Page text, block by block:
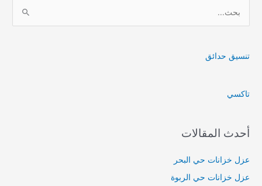
ن
تنسيق حدائق
تاكسي
أحدث المقالات
عزل خزانات حي البحر
عزل خزانات حي الربوة